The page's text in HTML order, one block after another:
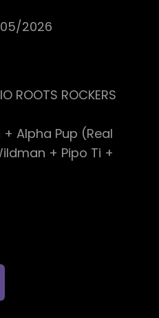
2026
ROOTS ROCKERS
Alpha Pup (Real
+ Pipo Ti +